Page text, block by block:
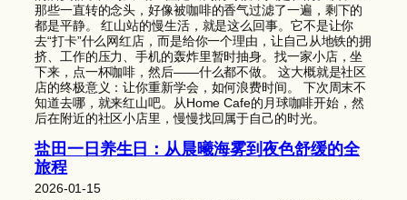
那些一直转的念头，好像被咖啡的香气过滤了一遍，剩下的
都是平静。 红山站的慢生活，就是这么回事。它不是让你
去“打卡”什么网红店，而是给你一个理由，让自己从地铁的拥
挤、工作的压力、手机的轰炸里暂时抽身。找一家小店，坐
下来，点一杯咖啡，然后——什么都不做。 这大概就是社区
店的终极意义：让你重新学会，如何浪费时间。 下次周末不
知道去哪，就来红山吧。从Home Cafe的月球咖啡开始，然
后在附近的社区小店里，慢慢找回属于自己的时光。
盐田一日养生日：从晨曦海雾到夜色舒缓的全
旅程
2026-01-15